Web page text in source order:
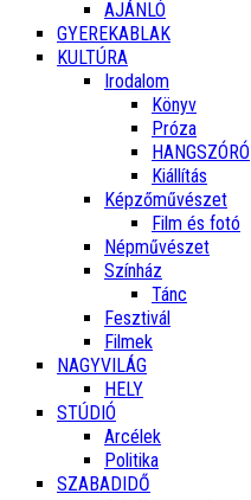
AJÁNLÓ
GYEREKABLAK
KULTÚRA
Irodalom
Könyv
Próza
HANGSZÓRÓ
Kiállítás
Képzőművészet
Film és fotó
Népművészet
Színház
Tánc
Fesztivál
Filmek
NAGYVILÁG
HELY
STÚDIÓ
Arcélek
Politika
SZABADIDŐ